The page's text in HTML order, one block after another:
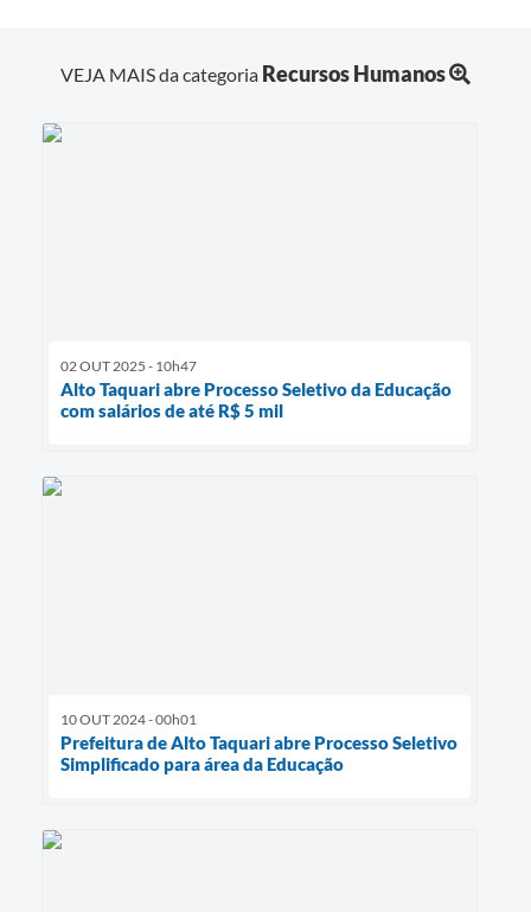
VEJA MAIS da categoria Recursos Humanos
02 OUT 2025 - 10h47
Alto Taquari abre Processo Seletivo da Educação
com salários de até R$ 5 mil
10 OUT 2024 - 00h01
Prefeitura de Alto Taquari abre Processo Seletivo
Simplificado para área da Educação